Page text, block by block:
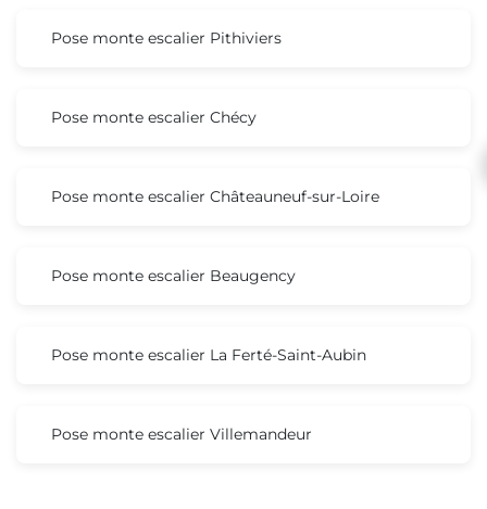
Pose monte escalier Pithiviers
Pose monte escalier Chécy
Pose monte escalier Châteauneuf-sur-Loire
Pose monte escalier Beaugency
Pose monte escalier La Ferté-Saint-Aubin
Pose monte escalier Villemandeur